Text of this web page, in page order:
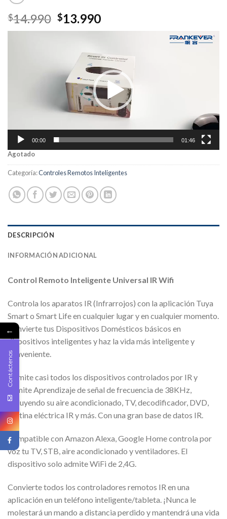
$14.990 $13.990
00:00 01:46
Agotado
Categoría:Controles Remotos Inteligentes
DESCRIPCIÓN
INFORMACIÓN ADICIONAL
Control Remoto Inteligente Universal IR Wifi
Controla los aparatos IR (Infrarrojos) con la aplicación Tuya
Smart o Smart Life en cualquier lugar y en cualquier momento.
Convierte tus Dispositivos Domésticos básicos en
dispositivos inteligentes y haz la vida más inteligente y
conveniente.
Admite casi todos los dispositivos controlados por IR y
admite Aprendizaje de señal de frecuencia de 38KHz,
incluyendo su aire acondicionado, TV, decodificador, DVD,
cortina eléctrica IR y más. Con una gran base de datos IR.
Compatible con Amazon Alexa, Google Home controla por
voz tu TV, STB, aire acondicionado y ventiladores. El
dispositivo solo admite WiFi de 2,4G.
Convierte todos los controladores remotos IR en una
aplicación en un teléfono inteligente/tableta. ¡Nunca le
molestará un mando a distancia perdido y mantendrá una vida
←
Contáctenos